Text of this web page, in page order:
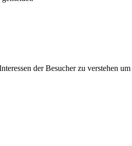
der Besucher zu verstehen